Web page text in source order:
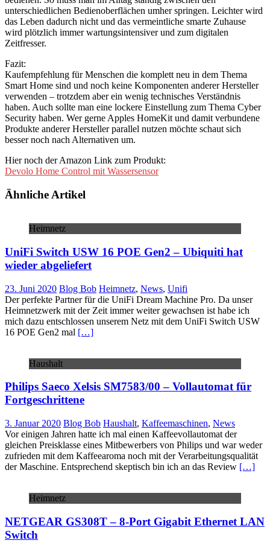
unterschiedlichen Bedienoberflächen umher springen. Leichter wird
das Leben dadurch nicht und das vermeintliche smarte Zuhause
wird plötzlich immer wartungsintensiver und zum digitalen
Zeitfresser.
Fazit:
Kaufempfehlung für Menschen die komplett neu in dem Thema
Smart Home sind und noch keine Komponenten anderer Hersteller
verwenden – trotzdem aber ein wenig technisches Verständnis
haben. Auch sollte man eine lockere Einstellung zum Thema Cyber
Security haben. Wer gerne Apples HomeKit und damit verbundene
Produkte anderer Hersteller parallel nutzen möchte schaut sich
besser noch nach Alternativen um.
Hier noch der Amazon Link zum Produkt:
Devolo Home Control mit Wassersensor
Ähnliche Artikel
Heimnetz
UniFi Switch USW 16 POE Gen2 – Ubiquiti hat
wieder abgeliefert
23. Juni 2020 Blog Bob Heimnetz, News, Unifi
Der perfekte Partner für die UniFi Dream Machine Pro. Da unser
Heimnetzwerk mit der Zeit immer weiter gewachsen ist habe ich
mich dazu entschlossen unserem Netz mit dem UniFi Switch USW
16 POE Gen2 mal […]
Haushalt
Philips Saeco Xelsis SM7583/00 – Vollautomat für
Fortgeschrittene
3. Januar 2020 Blog Bob Haushalt, Kaffeemaschinen, News
Vor einigen Jahren hatte ich mal einen Kaffeevollautomat der
gleichen Preisklasse eines Mitbewerbers von Philips und war weder
zufrieden mit dem Kaffeearoma noch mit der Verarbeitungsqualität
der Maschine. Entsprechend skeptisch bin ich an das Review […]
Heimnetz
NETGEAR GS308T – 8-Port Gigabit Ethernet LAN
Switch